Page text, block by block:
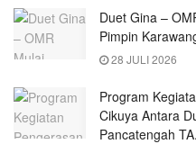
Duet Gina –
Pimpin
28 JULI 2026
Program
Cikuya Antara
Pancatengah